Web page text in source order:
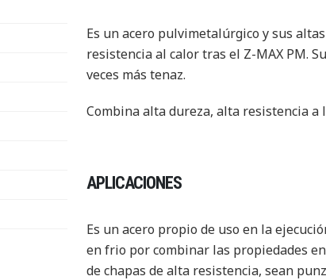
Es un acero pulvimetalúrgico y sus
resistencia al calor tras el Z-MAX PM.
veces más tenaz.
Combina alta dureza, alta resistencia
APLICACIONES
Es un acero propio de uso en la
en frio por combinar las propiedades
de chapas de alta resistencia, sean